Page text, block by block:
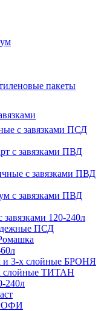
пакеты
с завязками ПСД
с завязками ПВД
с завязками ПВД
с завязками ПВД
120-240л
ПСД
и 3-х слойные БРОНЯ
слойные ТИТАН
240л